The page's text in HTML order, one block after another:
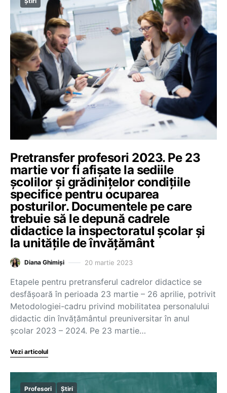
Pretransfer profesori 2023. Pe 23
martie vor fi afișate la sediile
școlilor și grădinițelor condițiile
specifice pentru ocuparea
posturilor. Documentele pe care
trebuie să le depună cadrele
didactice la inspectoratul școlar și
la unitățile de învățământ
Diana Ghimiși 20 martie 2023
Etapele pentru pretransferul cadrelor didactice se
desfășoară în perioada 23 martie – 26 aprilie, potrivit
Metodologiei-cadru privind mobilitatea personalului
didactic din învățământul preuniversitar în anul
școlar 2023 – 2024. Pe 23 martie…
Vezi articolul
Profesori Știri